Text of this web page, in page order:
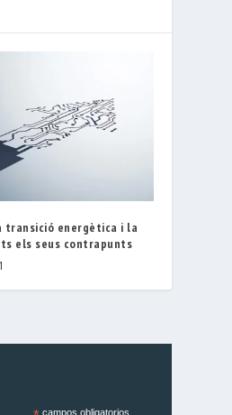
transició energètica i la
els seus contrapunts
campos obligatorios